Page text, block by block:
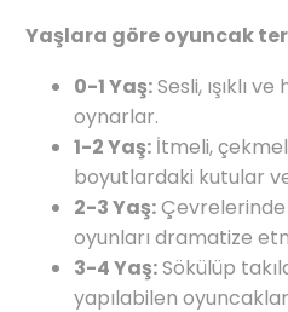
Yaşlara göre oyuncak
0-1 Yaş:Sesli, ışıklı
oynarlar.
1-2 Yaş: İtmeli,
boyutlardaki kutular
2-3 Yaş:Çevrelerinde
oyunları dramatize
3-4 Yaş:Sökülüp
yapılabilen